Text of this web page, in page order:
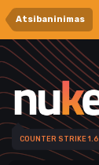
Atsibaninimas
COUNTER STRIKE 1.6